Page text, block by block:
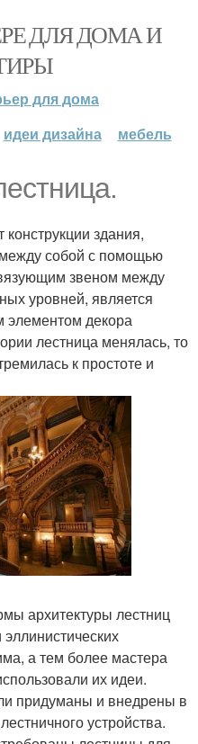
ДЛЯ ДОМА И
для дома
идеи дизайна мебель
здания,
собой с помощью
звеном между
уровней, является
декора
лестница менялась, то
к простоте и
архитектуры лестниц
а тем более мастера
их идеи.
придуманы и внедрены в
устройства.